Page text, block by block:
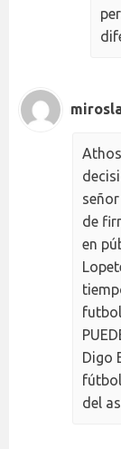
de
en
Digo
del